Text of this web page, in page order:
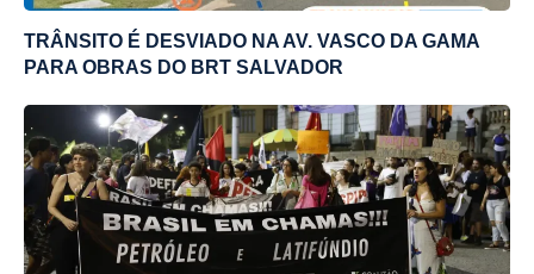
TRÂNSITO É DESVIADO NA AV. VASCO DA GAMA
PARA OBRAS DO BRT SALVADOR